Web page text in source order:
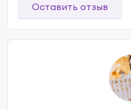
Оставить отзыв